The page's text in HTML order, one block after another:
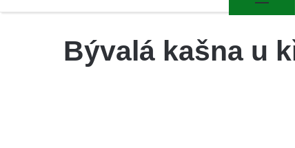
Bývalá kašna u